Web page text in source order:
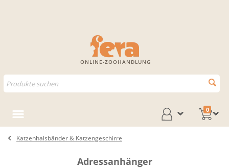
ONLINE-ZOOHANDLUNG
0
Katzenhalsbänder & Katzengeschirre
Adressanhänger